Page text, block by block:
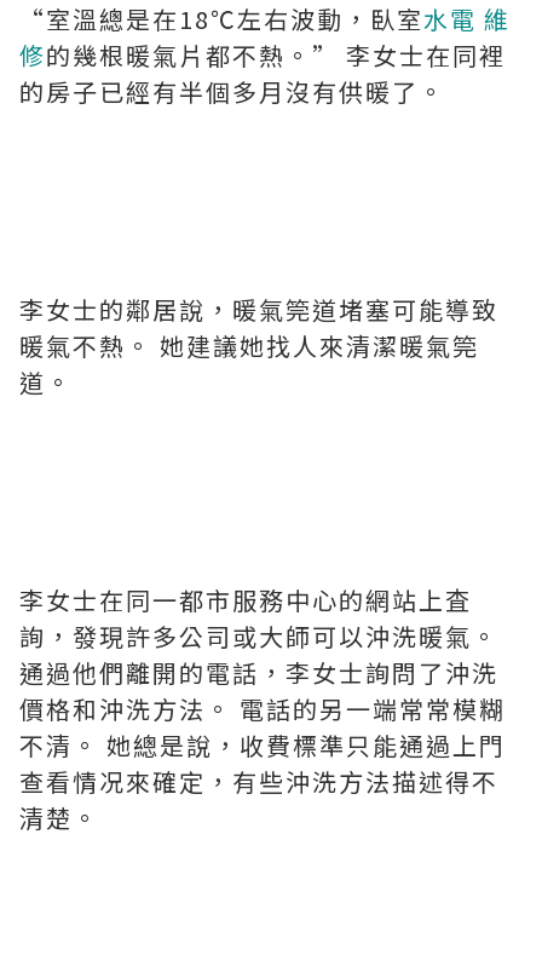
“室溫總是在18℃左右波動，臥室水電 維
修的幾根暖氣片都不熱。” 李女士在同裡
的房子已經有半個多月沒有供暖了。
李女士的鄰居說，暖氣筦道堵塞可能導致
暖氣不熱。 她建議她找人來清潔暖氣筦
道。
李女士在同一都市服務中心的網站上査
詢，發現許多公司或大師可以沖洗暖氣。
通過他們離開的電話，李女士詢問了沖洗
價格和沖洗方法。 電話的另一端常常模糊
不清。 她總是說，收費標準只能通過上門
查看情况來確定，有些沖洗方法描述得不
清楚。